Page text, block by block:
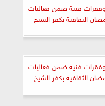
فنية ضمن فعاليات
الثقافية بكفر الشيخ
فنية ضمن فعاليات
الثقافية بكفر الشيخ